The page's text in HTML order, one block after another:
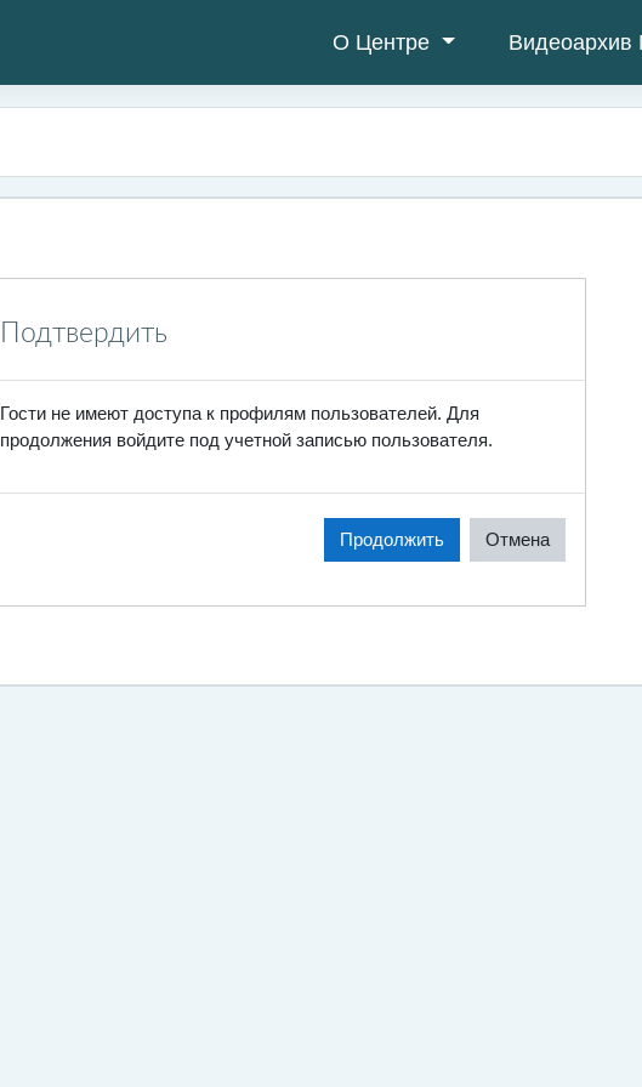
О Центре Видеоархив
Подтвердить
Гости не имеют доступа к профилям пользователей. Для
продолжения войдите под учетной записью пользователя.
Продолжить Отмена